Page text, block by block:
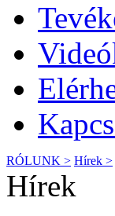
RÓLUNK > Hírek >
Hírek